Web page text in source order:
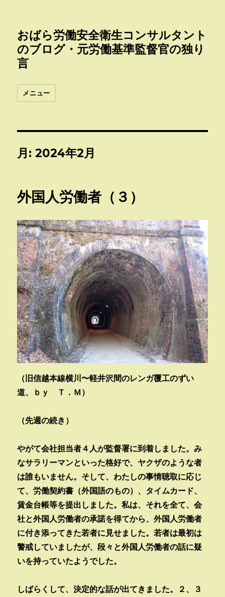
おばら労働安全衛生コンサルタント
のブログ・元労働基準監督官の独り
言
メニュー
月:2024年2月
外国人労働者（３）
（旧信越本線横川〜軽井沢間のレンガ覆工のずい
道、ｂｙ Ｔ．Ｍ）
（先週の続き）
やがて会社担当者４人が監督署に到着しました。み
なサラリーマンといった格好で、ヤクザのような者
は誰もいません。そして、わたしの事情聴取に応じ
て、労働契約書（外国語のもの）、タイムカード、
賃金台帳等を提出しました。私は、それを全て、会
社と外国人労働者の承諾を得てから、外国人労働者
に付き添ってきた若者に見せました。若者は最初は
警戒していましたが、段々と外国人労働者の話に疑
いを持っていたようでした。
しばらくして、決定的な話が出てきました。２、３